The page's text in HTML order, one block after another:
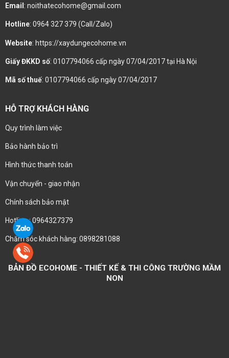
Email : noithatecohome@gmail.com
Hotline: 0964 327 379 (Call/Zalo)
Website: https://xaydungecohome.vn
Giấy ĐKKD số: 0107794066 cấp ngày 07/04/2017 tại Hà Nội
Mã số thuế: 0107794066 cấp ngày 07/04/2017
HỖ TRỢ KHÁCH HÀNG
Quy trình làm việc
Bảo hành bảo trì
Hình thức thanh toán
Vận chuyển - giao nhận
Chính sách bảo mật
Hotline : 0964327379
Chăm sóc khách hàng: 0898281088
BẢN ĐỒ ECOHOME - THIẾT KẾ & THI CÔNG TRƯỜNG MẦM
NON